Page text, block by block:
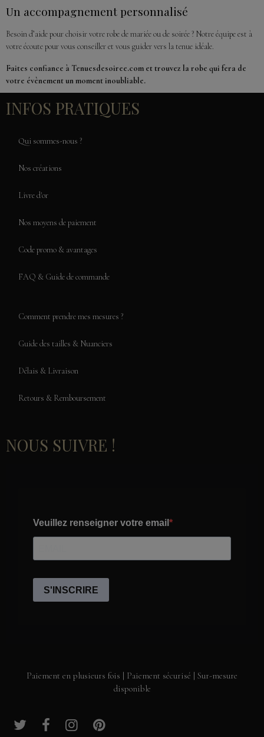
Un accompagnement personnalisé
Besoin d’aide pour choisir votre robe de mariée ou de soirée ? Notre équipe est à
votre écoute pour vous conseiller et vous guider vers la tenue idéale.
Faites confiance à Tenuesdesoiree.com et trouvez la robe qui fera de
votre évènement un moment inoubliable.
INFOS PRATIQUES
Qui sommes-nous ?
Nos créations
Livre d'or
Nos moyens de paiement
Code promo & avantages
FAQ & Guide de commande
Comment prendre mes mesures ?
Guide des tailles & Nuanciers
Délais & Livraison
Retours & Remboursement
NOUS SUIVRE !
Paiement en plusieurs fois | Paiement sécurisé | Sur-mesure
disponible